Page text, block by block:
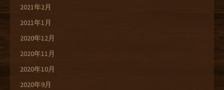
2021年2月
2021年1月
2020年12月
2020年11月
2020年10月
2020年9月